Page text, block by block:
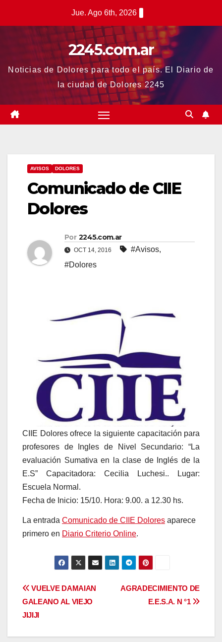
Jue. Ago 6th, 2026
2245.com.ar
Noticias de Dolores para todo el país. El Diario de
la ciudad de Dolores 2245
AVISOS DOLORES
Comunicado de CIIE
Dolores
Por 2245.com.ar
OCT 14, 2016 #Avisos,
#Dolores
CIIE Dolores ofrece la siguiente capacitación para
profesores de Ingles de Nivel Secundario: “La
evaluación Sumativa en la clase de Inglés de la
E.S” Capacitadora: Cecilia Luchesi.. Lugar:
Escuela Normal.
Fecha de Inicio: 15/10. Hora: 9.00. a 12.30 hs.
La entrada Comunicado de CIIE Dolores aparece
primero en Diario Criterio Online.
Navegación
de
entradas
AGRADECIMIENTO DE
E.E.S.A. N °1
VUELVE DAMAIAN
GALEANO AL VIEJO
JIJIJI